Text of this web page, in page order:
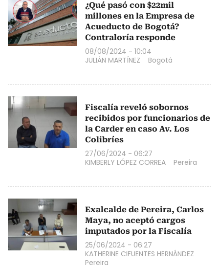
¿Qué pasó con $22mil
millones en la Empresa de
Acueducto de Bogotá?
Contraloría responde
08/08/2024 - 10:04
JULIÁN MARTÍNEZ
Bogotá
Fiscalía reveló sobornos
recibidos por funcionarios de
la Carder en caso Av. Los
Colibríes
27/06/2024 - 06:27
KIMBERLY LÓPEZ CORREA
Pereira
Exalcalde de Pereira, Carlos
Maya, no aceptó cargos
imputados por la Fiscalía
25/06/2024 - 06:27
KATHERINE CIFUENTES HERNÁNDEZ
Pereira